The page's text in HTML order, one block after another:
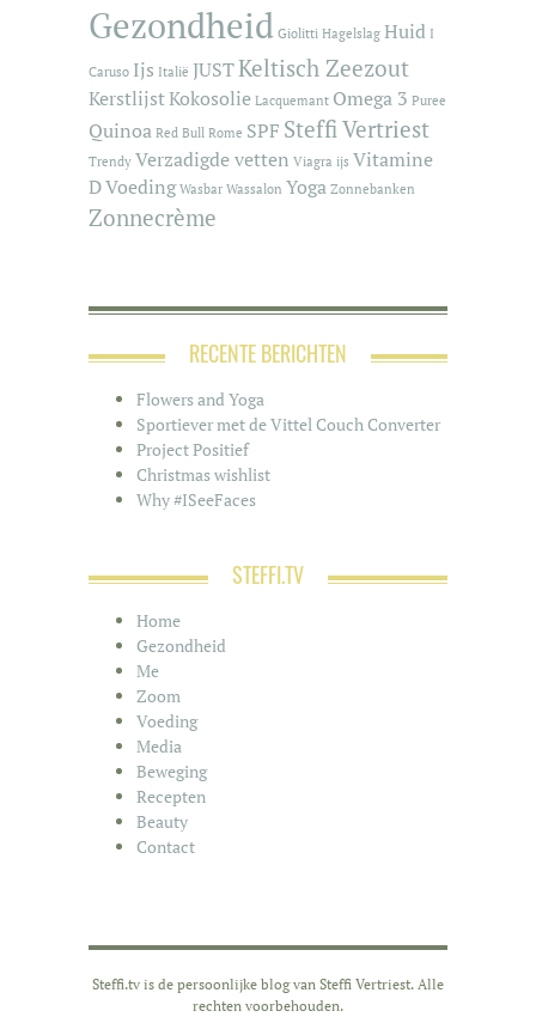
Gezondheid Giolitti Hagelslag Huid I
Caruso Ijs Italië JUSTKeltisch Zeezout
KerstlijstKokosolie Lacquemant Omega 3 Puree
Quinoa Red Bull Rome SPF Steffi Vertriest
Trendy Verzadigde vetten Viagra ijs Vitamine
DVoeding Wasbar Wassalon Yoga Zonnebanken
Zonnecrème
RECENTE BERICHTEN
Flowers and Yoga
Sportiever met de Vittel Couch Converter
Project Positief
Christmas wishlist
Why #ISeeFaces
STEFFI.TV
Home
Gezondheid
Me
Zoom
Voeding
Media
Beweging
Recepten
Beauty
Contact
Steffi.tv is de persoonlijke blog van Steffi Vertriest. Alle
rechten voorbehouden.